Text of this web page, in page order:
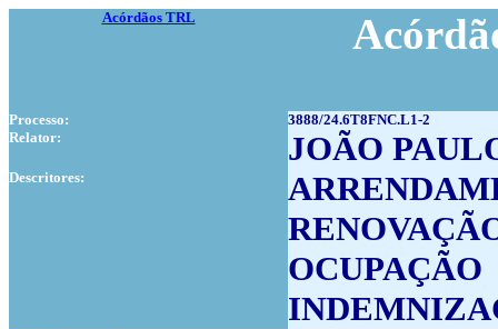
Acórdãos TRL
Processo:
3888/24.6T8FNC.L1-2
Relator:
JOÃO
Descritores:
OCUPAÇÃO